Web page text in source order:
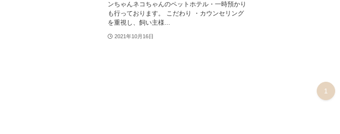
ンちゃんネコちゃんのペットホテル・一時預かり
も行っております。 こだわり ・カウンセリング
を重視し、飼い主様...
2021年10月16日
1